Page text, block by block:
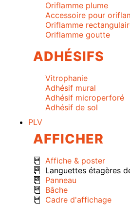
Oriflamme plume
Accessoire pour
Oriflamme
Oriflamme goutte
ADHÉSIFS
Vitrophanie
Adhésif mural
Adhésif microperforé
Adhésif de sol
PLV
AFFICHER
Affiche & poster
Languettes étagères
Panneau
Bâche
Cadre d'affichage